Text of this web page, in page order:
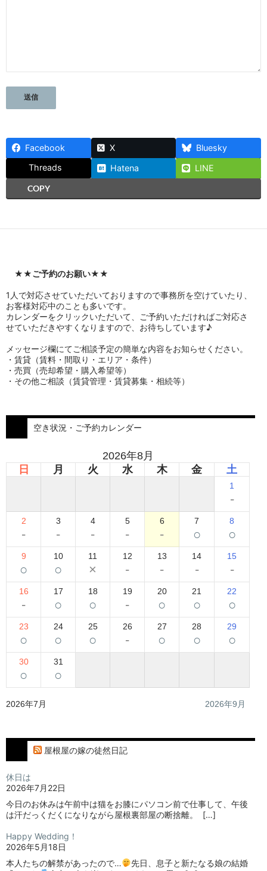
Facebook X
Bluesky
Threads
Hatena
LINE
COPY
★★ご予約のお願い★★
1人で対応させていただいておりますので事務所を空けていたり、
お客様対応中のことも多いです。
カレンダーをクリックいただいて、ご予約いただければご対応さ
せていただきやすくなりますので、お待ちしています♪
メッセージ欄にてご相談予定の簡単な内容をお知らせください。
・賃貸（賃料・間取り・エリア・条件）
・売買（売却希望・購入希望等）
・その他ご相談（賃貸管理・賃貸募集・相続等）
空き状況・ご予約カレンダー
2026年8月
日
月 火 水 木 金 土
1
-
2
-
3
-
4
-
5
-
6
-
7
○
8
○
9
○
10
○
11
×
12
-
13
-
14
-
15
-
16
-
17
○
18
○
19
-
20
○
21
○
22
○
23
○
24
○
25
○
26
-
27
○
28
○
29
○
30
○
31
○
2026年7月 2026年9月
屋根屋の嫁の徒然日記
休日は
2026年7月22日
今日のお休みは午前中は猫をお膝にパソコン前で仕事して、午後
は汗だっくだくになりながら屋根裏部屋の断捨離。⁡ ⁡ […]
Happy Wedding！
2026年5月18日
本人たちの解禁があったので…
⁡⁡先日、息子と新たなる娘の結婚